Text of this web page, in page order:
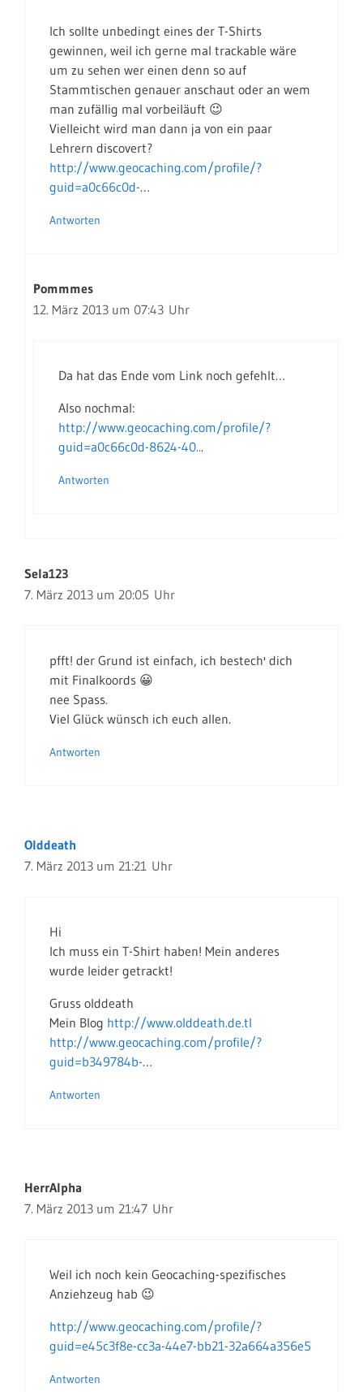
Ich sollte unbedingt eines der T-Shirts
gewinnen, weil ich gerne mal trackable wäre
um zu sehen wer einen denn so auf
Stammtischen genauer anschaut oder an wem
man zufällig mal vorbeiläuft 😉
Vielleicht wird man dann ja von ein paar
Lehrern discovert?
http://www.geocaching.com/profile/?
guid=a0c66c0d-…
Antworten
Pommmes
12. März 2013 um 07:43 Uhr
Da hat das Ende vom Link noch gefehlt…
Also nochmal:
http://www.geocaching.com/profile/?
guid=a0c66c0d-8624-40...
Antworten
Sela123
7. März 2013 um 20:05 Uhr
pfft! der Grund ist einfach, ich bestech' dich
mit Finalkoords 😀
nee Spass.
Viel Glück wünsch ich euch allen.
Antworten
Olddeath
7. März 2013 um 21:21 Uhr
Hi
Ich muss ein T-Shirt haben! Mein anderes
wurde leider getrackt!
Gruss olddeath
Mein Blog http://www.olddeath.de.tl
http://www.geocaching.com/profile/?
guid=b349784b-…
Antworten
HerrAlpha
7. März 2013 um 21:47 Uhr
Weil ich noch kein Geocaching-spezifisches
Anziehzeug hab 😉
http://www.geocaching.com/profile/?
guid=e45c3f8e-cc3a-44e7-bb21-32a664a356e5
Antworten